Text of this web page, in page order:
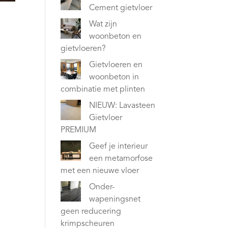
Cement gietvloer
Wat zijn
woonbeton en
gietvloeren?
Gietvloeren en
woonbeton in
combinatie met plinten
NIEUW: Lavasteen
Gietvloer
PREMIUM
Geef je interieur
een metamorfose
met een nieuwe vloer
Onder-
wapeningsnet
geen reducering
krimpscheuren